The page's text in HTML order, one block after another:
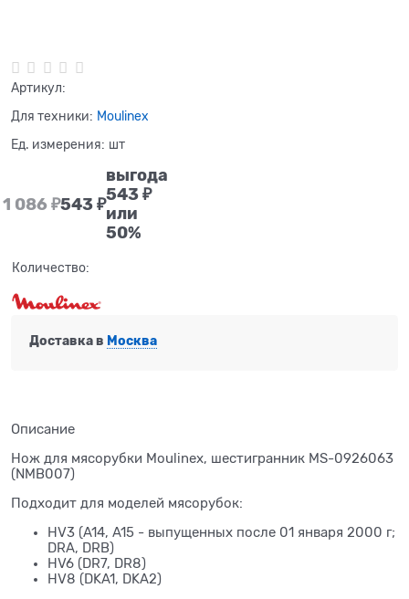
Артикул:
Для техники: Moulinex
Ед. измерения: шт
1 086 ₽543 ₽
выгода
543 ₽
или
50%
Количество:
Доставка в Москва
Описание
Нож для мясорубки Moulinex, шестигранник MS-0926063
(NMB007)
Подходит для моделей мясорубок:
HV3 (A14, A15 - выпущенных после 01 января 2000 г;
DRA, DRB)
HV6 (DR7, DR8)
HV8 (DKA1, DKA2)